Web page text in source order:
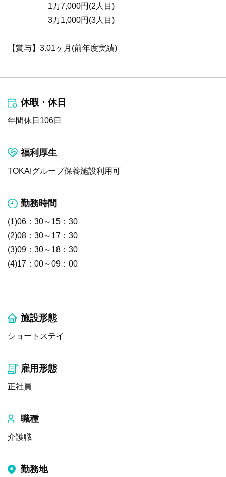
1万7,000円(2人目)
3万1,000円(3人目)
【賞与】3.01ヶ月(前年度実績)
休暇・休日
年間休日106日
福利厚生
TOKAIグループ保養施設利用可
勤務時間
(1)06：30～15：30
(2)08：30～17：30
(3)09：30～18：30
(4)17：00～09：00
施設形態
ショートステイ
雇用形態
正社員
職種
介護職
勤務地